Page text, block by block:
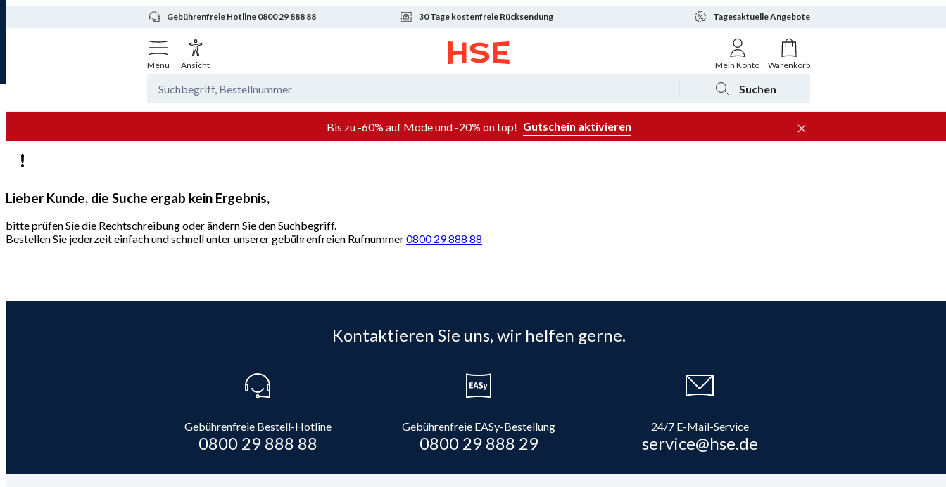
Gebührenfreie Hotline 0800 29 888 88 30 Tage kostenfreie Rücksendung Tagesaktuelle Angebote
Menü Ansicht Mein Konto Warenkorb
Suchen
Bis zu -60% auf Mode und -20% on top! Gutschein aktivieren
Lieber Kunde, die Suche ergab kein Ergebnis,
bitte prüfen Sie die Rechtschreibung oder ändern Sie den Suchbegriff.
Bestellen Sie jederzeit einfach und schnell unter unserer gebührenfreien Rufnummer0800 29 888 88
Kontaktieren Sie uns, wir helfen gerne.
Gebührenfreie Bestell-Hotline
0800 29 888 88
Gebührenfreie EASy-Bestellung
0800 29 888 29
24/7 E-Mail-Service
service@hse.de